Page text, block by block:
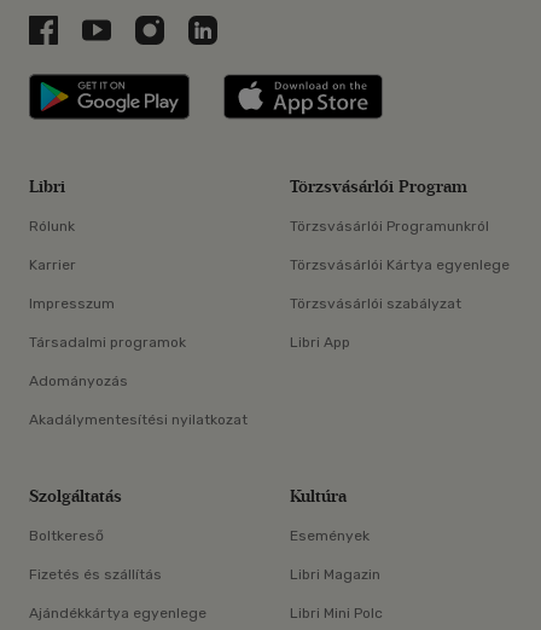
Libri a Facebookon
Libri a Youtube-on
Libri az Instagramon
Libri a LinkedInen
Libri applikáció Szerezd meg: Google
Libri
Rólunk
Karrier
Impresszum
Társadalmi programok
Adományozás
Akadálymentesítési nyilatkozat
Törzsvásárlói Program
Törzsvásárlói Programunkról
Törzsvásárlói Kártya egyenlege
Törzsvásárlói szabályzat
Libri App
Szolgáltatás
Boltkereső
Fizetés és szállítás
Ajándékkártya egyenlege
Kultúra
Események
Libri Magazin
Libri Mini Polc